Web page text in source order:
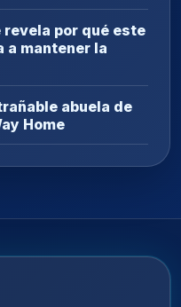
revela por qué este
a mantener la
abuela de
Home